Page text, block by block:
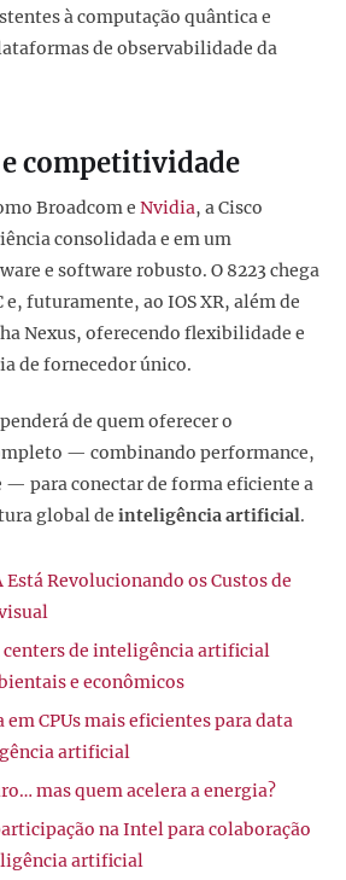
à computação quântica e
de observabilidade da
competitividade
Broadcom e Nvidia, a Cisco
consolidada e em um
e software robusto. O 8223 chega
e, futuramente, ao IOS XR, além de
Nexus, oferecendo flexibilidade e
de fornecedor único.
de quem oferecer o
— combinando performance,
— para conectar de forma eficiente a
global de inteligência artificial.
Está Revolucionando os Custos de
centers de inteligência artificial
e econômicos
CPUs mais eficientes para data
artificial
mas quem acelera a energia?
na Intel para colaboração
artificial